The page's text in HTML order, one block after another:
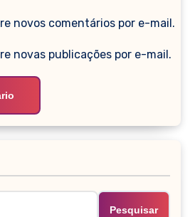
novos comentários por e-mail.
novas publicações por e-mail.
Pesquisar